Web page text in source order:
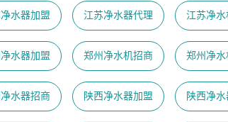
水器加盟 江苏净水器代理 江苏净
水器加盟 郑州净水机招商 郑州净水
水器招商 陕西净水器加盟 陕西净